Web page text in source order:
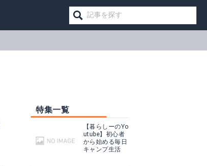
特集一覧
【暮らしーのYo
utube】初心者
から始める毎日
キャンプ生活